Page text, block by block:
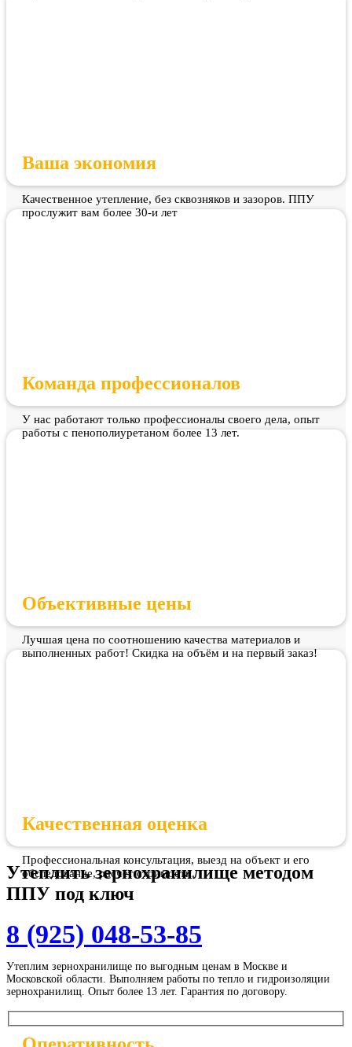
Ваша экономия
Качественное утепление, без сквозняков и зазоров. ППУ
прослужит вам более 30-и лет
Команда профессионалов
У нас работают только профессионалы своего дела, опыт
работы с пенополиуретаном более 13 лет.
Объективные цены
Лучшая цена по соотношению качества материалов и
выполненных работ! Скидка на объём и на первый заказ!
Качественная оценка
Профессиональная консультация, выезд на объект и его
обследование, расчёт стоимости.
Утеплить зернохранилище методом
ППУ под ключ
8 (925) 048-53-85
Утеплим зернохранилище по выгодным ценам в Москве и
Московской области. Выполняем работы по тепло и гидроизоляции
зернохранилищ. Опыт более 13 лет. Гарантия по договору.